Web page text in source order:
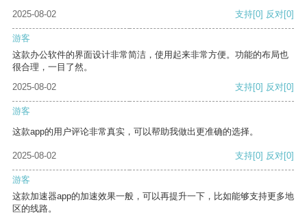
2025-08-02 支持[0] 反对[0]
游客
这款办公软件的界面设计非常简洁，使用起来非常方便。功能的布局也
很合理，一目了然。
2025-08-02
支持[0] 反对[0]
游客
这款app的用户评论非常真实，可以帮助我做出更准确的选择。
2025-08-02 支持[0] 反对[0]
游客
这款加速器app的加速效果一般，可以再提升一下，比如能够支持更多地
区的线路。